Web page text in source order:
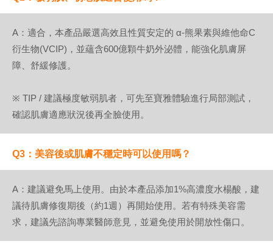
A：適合，本產品嚴選高效且性質安定的 α-熊果素與維他命C
衍生物(VCIP)，並蘊含600億顆牛奶外泌體，能強化肌膚屏
障、舒緩修護。
※ TIP / 建議極度敏弱肌者，可先至寶雅體驗進行局部測試，
確認肌膚適應狀況後再全臉使用。
Q3：美容後或肌膚不穩定時可以使用嗎？
A：建議避免馬上使用。由於本產品添加1%高濃度水楊酸，建
議待肌膚修復期後（約1週）再開始使用。若有特殊美容需
求，建議先諮詢專業醫師意見，並避免使用於開放性傷口。